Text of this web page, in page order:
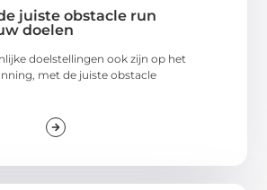
juiste obstacle run
doelen
doelstellingen ook zijn op het
met de juiste obstacle